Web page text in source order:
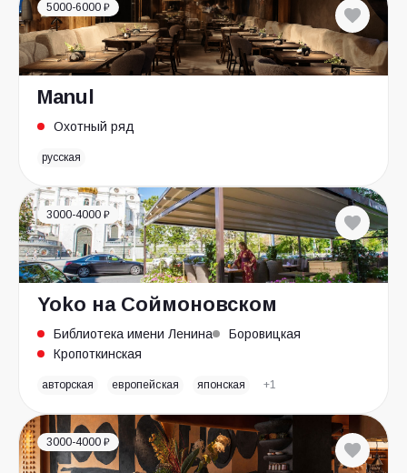
5000-6000 ₽
Manul
Охотный ряд
русская
3000-4000 ₽
Yokо на Соймоновском
Библиотека имени Ленина
Боровицкая
Кропоткинская
авторская европейская японская +1
3000-4000 ₽